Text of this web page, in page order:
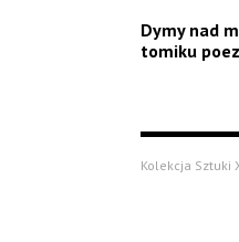
Dymy nad
tomiku
Kolekcja Sztuki